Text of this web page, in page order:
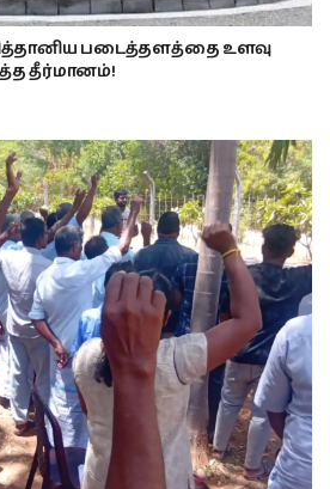
படைத்தளத்தை உளவு
தீர்மானம்!